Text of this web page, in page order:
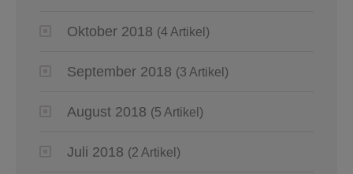
Oktober 2018 (4 Artikel)
September 2018 (3 Artikel)
August 2018 (5 Artikel)
Juli 2018 (2 Artikel)